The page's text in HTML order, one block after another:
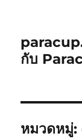
กับ
หมวดหมู่: